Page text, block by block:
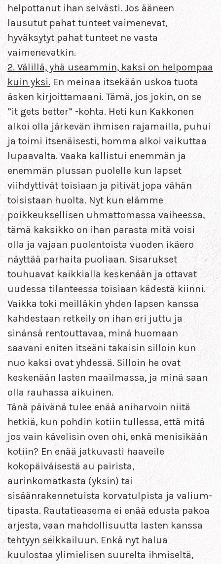
helpottanut ihan selvästi. Jos ääneen
lausutut pahat tunteet vaimenevat,
hyväksytyt pahat tunteet ne vasta
vaimenevatkin.
2. Välillä, yhä useammin, kaksi on helpompaa
kuin yksi. En meinaa itsekään uskoa tuota
äsken kirjoittamaani. Tämä, jos jokin, on se
”it gets better” -kohta. Heti kun Kakkonen
alkoi olla järkevän ihmisen rajamailla, puhui
ja toimi itsenäisesti, homma alkoi vaikuttaa
lupaavalta. Vaaka kallistui enemmän ja
enemmän plussan puolelle kun lapset
viihdyttivät toisiaan ja pitivät jopa vähän
toisistaan huolta. Nyt kun elämme
poikkeuksellisen uhmattomassa vaiheessa,
tämä kaksikko on ihan parasta mitä voisi
olla ja vajaan puolentoista vuoden ikäero
näyttää parhaita puoliaan. Sisarukset
touhuavat kaikkialla keskenään ja ottavat
uudessa tilanteessa toisiaan kädestä kiinni.
Vaikka toki meilläkin yhden lapsen kanssa
kahdestaan retkeily on ihan eri juttu ja
sinänsä rentouttavaa, minä huomaan
saavani eniten itseäni takaisin silloin kun
nuo kaksi ovat yhdessä. Silloin he ovat
keskenään lasten maailmassa, ja minä saan
olla rauhassa aikuinen.
Tänä päivänä tulee enää aniharvoin niitä
hetkiä, kun pohdin kotiin tullessa, että mitä
jos vain kävelisin oven ohi, enkä menisikään
kotiin? En enää jatkuvasti haaveile
kokopäiväisestä au pairista,
aurinkomatkasta (yksin) tai
sisäänrakennetuista korvatulpista ja valium-
tipasta. Rautatieasema ei enää edusta pakoa
arjesta, vaan mahdollisuutta lasten kanssa
tehtyyn seikkailuun. Enkä nyt halua
kuulostaa ylimielisen suurelta ihmiseltä,